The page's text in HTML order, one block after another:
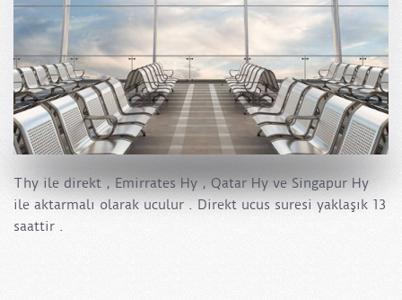
Thy ile direkt , Emirrates Hy , Qatar Hy ve Singapur Hy
ile aktarmalı olarak uculur . Direkt ucus suresi yaklaşık 13
saattir .